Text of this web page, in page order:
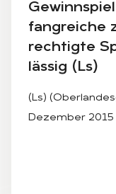
fang­rei­che
rech­tig­te
läs­sig (Ls)
(Ls)
Dezember 2015